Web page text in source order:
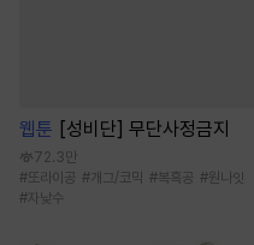
웹툰 [성비단] 무단사정금지
72.3만
#또라이공 # 개그/코믹 #복흑공 #원나잇
#자낮수